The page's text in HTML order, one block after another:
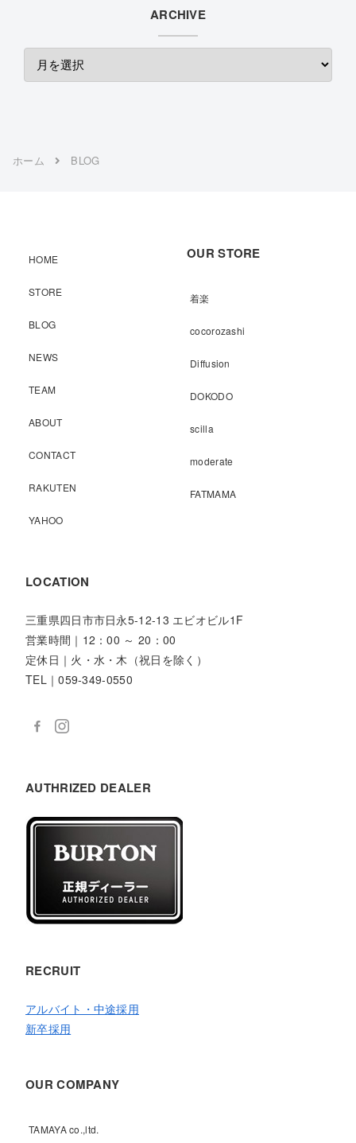
ARCHIVE
ホーム BLOG
HOME
STORE
BLOG
NEWS
TEAM
ABOUT
CONTACT
RAKUTEN
YAHOO
OUR STORE
着楽
cocorozashi
Diffusion
DOKODO
scilla
moderate
FATMAMA
LOCATION
三重県四日市市日永5-12-13 エビオビル1F
営業時間｜12：00 ～ 20：00
定休日｜火・水・木（祝日を除く）
TEL｜059-349-0550
AUTHRIZED DEALER
RECRUIT
アルバイト・中途採用
新卒採用
OUR COMPANY
TAMAYA co.,ltd.